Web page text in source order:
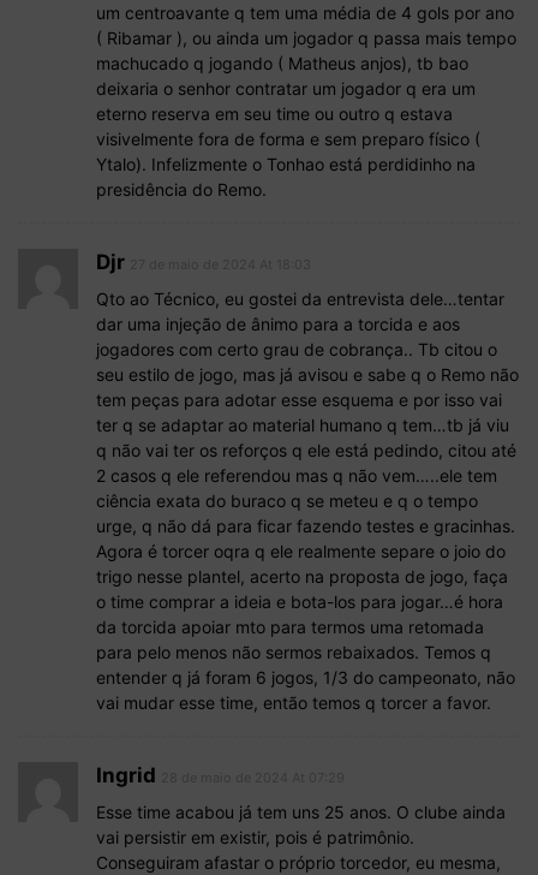
um centroavante q tem uma média de 4 gols por ano
( Ribamar ), ou ainda um jogador q passa mais tempo
machucado q jogando ( Matheus anjos), tb bao
deixaria o senhor contratar um jogador q era um
eterno reserva em seu time ou outro q estava
visivelmente fora de forma e sem preparo físico (
Ytalo). Infelizmente o Tonhao está perdidinho na
presidência do Remo.
Djr
Qto ao Técnico, eu gostei da entrevista dele…tentar
dar uma injeção de ânimo para a torcida e aos
jogadores com certo grau de cobrança.. Tb citou o
seu estilo de jogo, mas já avisou e sabe q o Remo não
tem peças para adotar esse esquema e por isso vai
ter q se adaptar ao material humano q tem…tb já viu
q não vai ter os reforços q ele está pedindo, citou até
2 casos q ele referendou mas q não vem…..ele tem
ciência exata do buraco q se meteu e q o tempo
urge, q não dá para ficar fazendo testes e gracinhas.
Agora é torcer oqra q ele realmente separe o joio do
trigo nesse plantel, acerto na proposta de jogo, faça
o time comprar a ideia e bota-los para jogar…é hora
da torcida apoiar mto para termos uma retomada
para pelo menos não sermos rebaixados. Temos q
entender q já foram 6 jogos, 1/3 do campeonato, não
vai mudar esse time, então temos q torcer a favor.
Ingrid
Esse time acabou já tem uns 25 anos. O clube ainda
vai persistir em existir, pois é patrimônio.
Conseguiram afastar o próprio torcedor, eu mesma,